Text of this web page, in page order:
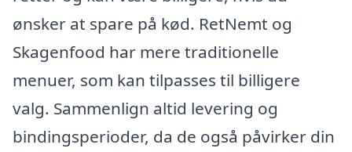
ønsker at spare på kød. RetNemt og
Skagenfood har mere traditionelle
menuer, som kan tilpasses til billigere
valg. Sammenlign altid levering og
bindingsperioder, da de også påvirker din